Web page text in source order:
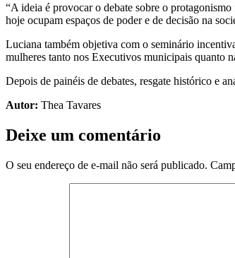
“A ideia é provocar o debate sobre o
hoje ocupam espaços de poder e de decisão na
Luciana também objetiva com o seminário
mulheres tanto nos Executivos municipais quanto
Depois de painéis de debates, resgate histórico e
Autor: Thea Tavares
Deixe um comentário
O seu endereço de e-mail não será publicado.